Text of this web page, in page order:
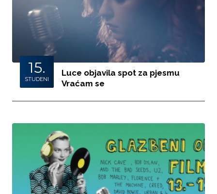
15.
STUDENI
Luce objavila spot za pjesmu
Vraćam se